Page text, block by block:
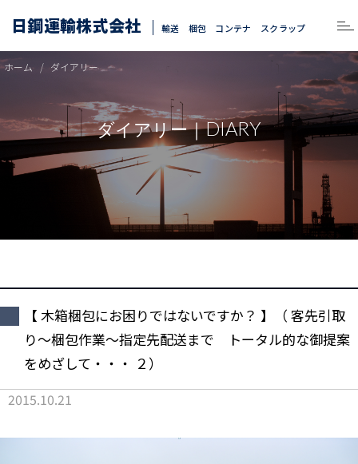
日鋼運輸株式会社 輸送 梱包 コンテナ スクラップ
ホーム ダイアリー
ダイアリー｜DIARY
【 木箱梱包にお困りではないですか？ 】（ 客先引取
り～梱包作業～指定先配送まで トータル的な御提案
をめざして・・・ ２）
2015.10.21